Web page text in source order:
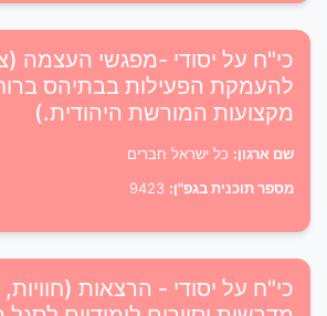
כי"ח על יסודי -מפגשי העצמה
להעמקת הפעילות בבתיהס
מקצועות המורשת היהודית.)
שם ארגון: כל ישראל חברים
מספר תוכנית בגפ"ן:
כי"ח על יסודי - הרצאות